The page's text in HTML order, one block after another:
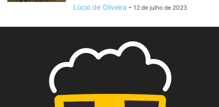
Lúcio de Oliveira - 12 de julho de 2023